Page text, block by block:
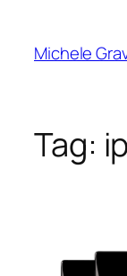
contenuto
Michele
Tag: